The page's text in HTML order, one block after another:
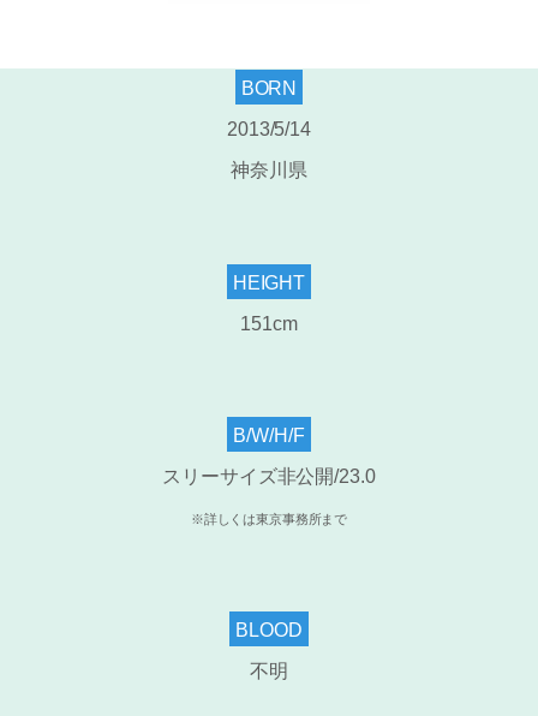
BORN
2013/5/14
神奈川県
HEIGHT
151cm
B/W/H/F
スリーサイズ非公開/23.0
※詳しくは東京事務所まで
BLOOD
不明